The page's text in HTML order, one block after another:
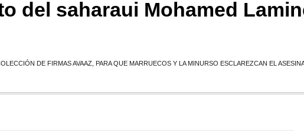
del saharaui Mohamed
DE FIRMAS AVAAZ, PARA QUE MARRUECOS Y LA MINURSO ESCLAREZCAN EL